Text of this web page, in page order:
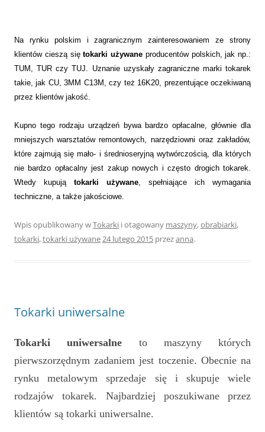
Na rynku polskim i zagranicznym zainteresowaniem ze strony
klientów cieszą siętokarki używane producentów polskich, jak np.:
TUM, TUR czy TUJ. Uznanie uzyskały zagraniczne marki tokarek
takie, jak CU, 3MM C13M, czy też 16K20, prezentujące oczekiwaną
przez klientów jakość.
Kupno tego rodzaju urządzeń bywa bardzo opłacalne, głównie dla
mniejszych warsztatów remontowych, narzędziowni oraz zakładów,
które zajmują się mało- i średnioseryjną wytwórczością, dla których
nie bardzo opłacalny jest zakup nowych i często drogich tokarek.
Wtedy kupują tokarki używane, spełniające ich wymagania
techniczne, a także jakościowe.
Wpis opublikowany wTokarki i otagowany maszyny,obrabiarki,
tokarki,tokarki używane24 lutego 2015 przezanna.
Tokarki uniwersalne
Tokarki uniwersalne to maszyny których
pierwszorzędnym zadaniem jest toczenie. Obecnie na
rynku metalowym sprzedaje się i skupuje wiele
rodzajów tokarek. Najbardziej poszukiwane przez
klientów są tokarki uniwersalne.